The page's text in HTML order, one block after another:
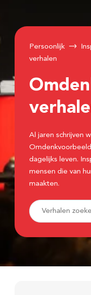
Persoonlijk
verhalen
Al jaren schrijven
dagelijks leven.
mensen die van
maakten.